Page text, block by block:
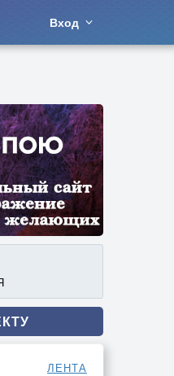
Вход
ЛЕНТА